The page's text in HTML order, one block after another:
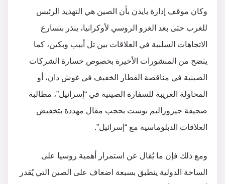
وكان موقف إدارة بايدن بأن الصين هي التهديد الرئيس
للغرب حتى بعد الغزو الروسي لأوكرانيا، ينذر بتسارع
الاتجاهات السلبية في العلاقات بين تل أبيب وبكين، كما
يتضح من المنشورات الأخيرة بخصوص خسارة الشركات
الصينية في مناقصة القطار الخفيف في غوش دان، أو
المحاولة الغريبة للسفارة الصينية في “إسرائيل”، مطالبة
صحيفة جيروزاليم بوست بحجب مقال مهددة بتخفيض
العلاقات الدبلوماسية مع “إسرائيل”.
ومع ذلك فإن ما يُقال عن استمرار أهمية روسيا على
الساحة الدولية ينطبق بسبعة اضعاف على الصين التي يُقدر